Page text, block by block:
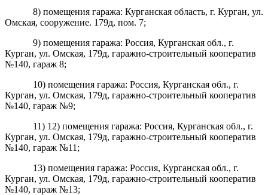
8) помещения гаража: Курганская область, г. Курган, ул.
Омская, сооружение. 179д, пом. 7;
9) помещения гаража: Россия, Курганская обл., г.
Курган, ул. Омская, 179д, гаражно-строительный кооператив
№140, гараж 8;
10) помещения гаража: Россия, Курганская обл., г.
Курган, ул. Омская, 179д, гаражно-строительный кооператив
№140, гараж №9;
11) 12) помещения гаража: Россия, Курганская обл., г.
Курган, ул. Омская, 179д, гаражно-строительный кооператив
№140, гараж №11;
13) помещения гаража: Россия, Курганская обл., г.
Курган, ул. Омская, 179д, гаражно-строительный кооператив
№140, гараж №13;